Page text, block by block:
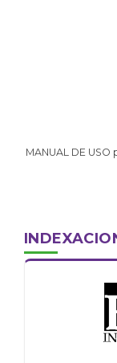
MANUAL DE USO